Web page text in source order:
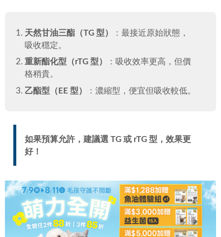
天然甘油三酯（TG 型）
：最接近原始狀態，
吸收穩定。
重新酯化型（rTG 型）
：吸收效率更高，但價
格稍貴。
乙酯型（EE 型）
：濃縮型，便宜但吸收較低。
如果預算允許，建議選 TG 或 rTG 型，效果更
好！